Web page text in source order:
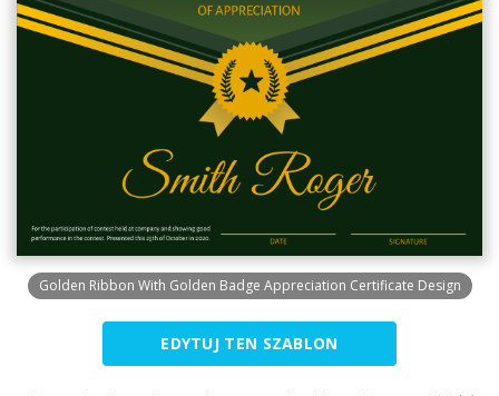
Golden Ribbon With Golden Badge Appreciation Certificate Design
EDYTUJ TEN SZABLON